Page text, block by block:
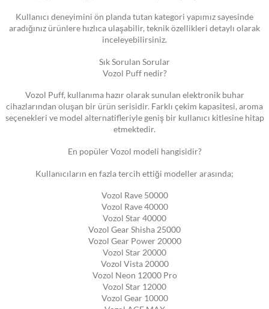
Kullanıcı deneyimini ön planda tutan kategori yapımız sayesinde
aradığınız ürünlere hızlıca ulaşabilir, teknik özellikleri detaylı olarak
inceleyebilirsiniz.
Sık Sorulan Sorular
Vozol Puff nedir?
Vozol Puff, kullanıma hazır olarak sunulan elektronik buhar
cihazlarından oluşan bir ürün serisidir. Farklı çekim kapasitesi, aroma
seçenekleri ve model alternatifleriyle geniş bir kullanıcı kitlesine hitap
etmektedir.
En popüler Vozol modeli hangisidir?
Kullanıcıların en fazla tercih ettiği modeller arasında;
Vozol Rave 50000
Vozol Rave 40000
Vozol Star 40000
Vozol Gear Shisha 25000
Vozol Gear Power 20000
Vozol Star 20000
Vozol Vista 20000
Vozol Neon 12000 Pro
Vozol Star 12000
Vozol Gear 10000